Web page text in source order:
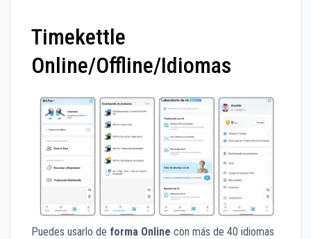
Timekettle
Online/Offline/Idiomas
Puedes usarlo de forma Online con más de 40 idiomas